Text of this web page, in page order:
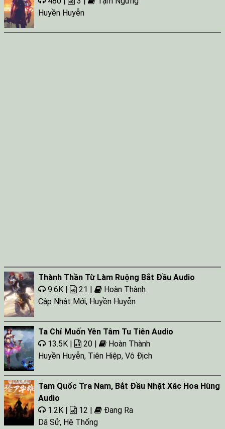
Huyền Huyễn
Thành Thần Từ Làm Ruộng Bắt Đầu Audio
9.6K |
21 |
Hoàn Thành
Cập Nhật Mới, Huyền Huyễn
Ta Chỉ Muốn Yên Tâm Tu Tiên Audio
13.5K |
20 |
Hoàn Thành
Huyền Huyễn, Tiên Hiệp, Vô Địch
Tam Quốc Tra Nam, Bắt Đầu Nhặt Xác Hoa Hùng
Audio
1.2K |
12 |
Đang Ra
Dã Sử, Hệ Thống